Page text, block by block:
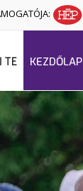
KEZDŐLAP